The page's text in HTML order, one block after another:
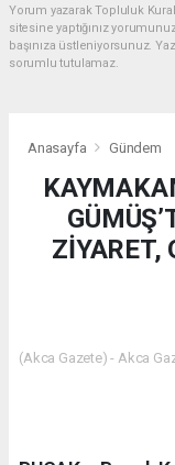
Yorum yazarak Topluluk
sitesine yaptığınız
başınıza üstleniyorsunuz.
sorumlu tutulamaz.
Anasayfa Gündem
ZİYARET,
(Akca Gazete) - Akca